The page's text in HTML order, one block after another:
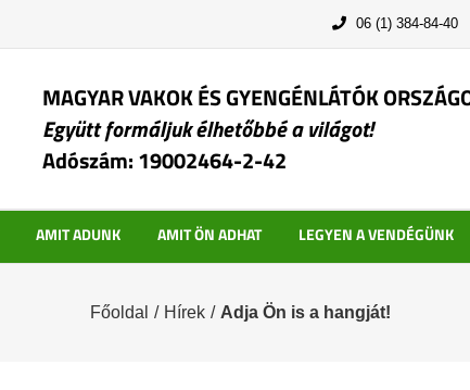
06 (1) 384-84-40
MAGYAR VAKOK ÉS GYENGÉNLÁTÓK
Együtt formáljuk élhetőbbé a világot!
Adószám: 19002464-2-42
AMIT ADUNK AMIT ÖN ADHAT LEGYEN A VENDÉGÜNK
Főoldal / Hírek / Adja Ön is a hangját!